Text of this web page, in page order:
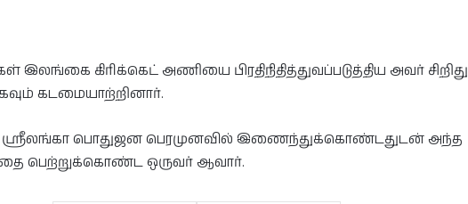
இலங்கை கிரிக்கெட் அணியை பிரதிநிதித்துவப்படுத்திய அவர் சிறிது
கடமையாற்றினார்.
ஸ்ரீலங்கா பொதுஜன பெரமுனவில் இணைந்துக்கொண்டதுடன் அந்த
பெற்றுக்கொண்ட ஒருவர் ஆவார்.